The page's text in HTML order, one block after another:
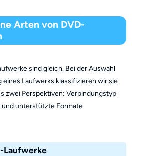
Arten von DVD-
sind gleich. Bei der Auswahl
eines Laufwerks klassifizieren wir sie
zwei Perspektiven: Verbindungstyp
und unterstützte Formate
Laufwerke